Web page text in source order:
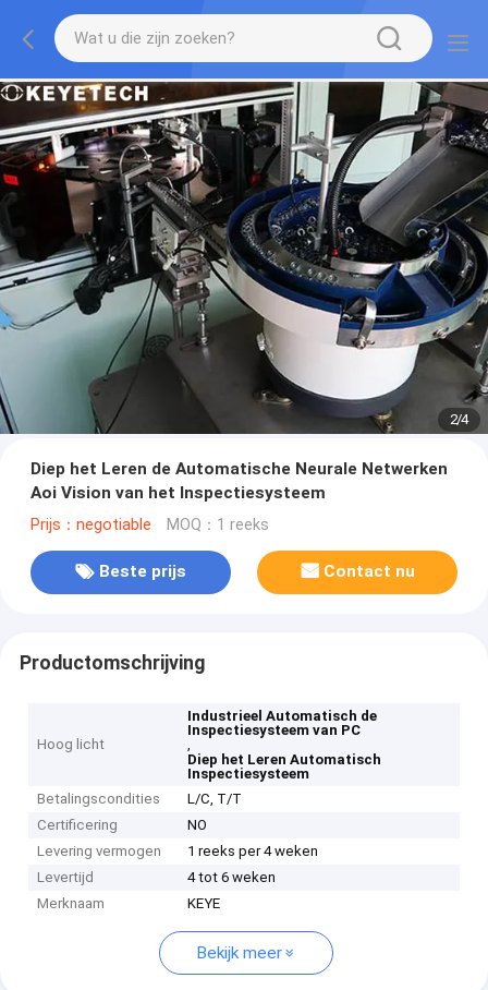
2/4
Diep het Leren de Automatische Neurale Netwerken
Aoi Vision van het Inspectiesysteem
Prijs：negotiable MOQ：1 reeks
Beste prijs Contact nu
Productomschrijving
Hoog licht
Industrieel Automatisch de
Inspectiesysteem van PC
,
Diep het Leren Automatisch
Inspectiesysteem
Betalingscondities
L/C, T/T
Certificering
NO
Levering vermogen
1 reeks per 4 weken
Levertijd
4 tot 6 weken
Merknaam
KEYE
Bekijk meer